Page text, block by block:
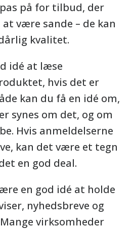
på for tilbud, der
være sande – de kan
kvalitet.
idé at læse
hvis det er
kan du få en idé om,
synes om det, og om
Hvis anmeldelserne
kan det være et tegn
en god deal.
en god idé at holde
nyhedsbreve og
virksomheder